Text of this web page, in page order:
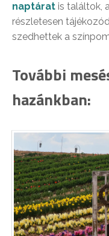
naptárat is találtok,
részletesen
szedhettek a
További
hazánkban: